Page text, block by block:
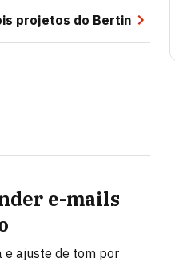
projetos do Bertin
e-mails
e ajuste de tom por